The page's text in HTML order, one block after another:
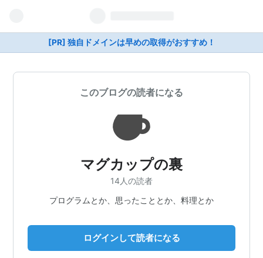
[PR] 独自ドメインは早めの取得がおすすめ！
このブログの読者になる
マグカップの裏
14人の読者
プログラムとか、思ったこととか、料理とか
ログインして読者になる